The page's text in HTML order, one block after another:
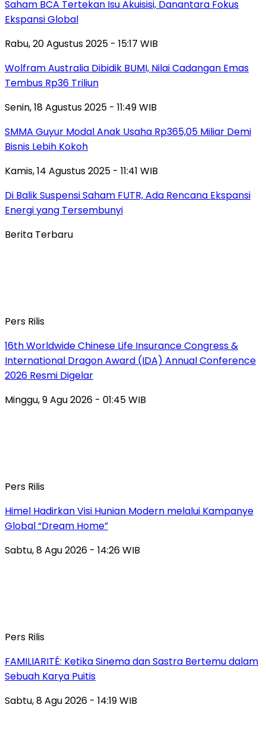
Saham BCA Tertekan Isu Akuisisi, Danantara Fokus
Ekspansi Global
Rabu, 20 Agustus 2025 - 15:17 WIB
Wolfram Australia Dibidik BUMI, Nilai Cadangan Emas
Tembus Rp36 Triliun
Senin, 18 Agustus 2025 - 11:49 WIB
SMMA Guyur Modal Anak Usaha Rp365,05 Miliar Demi
Bisnis Lebih Kokoh
Kamis, 14 Agustus 2025 - 11:41 WIB
Di Balik Suspensi Saham FUTR, Ada Rencana Ekspansi
Energi yang Tersembunyi
Berita Terbaru
Pers Rilis
16th Worldwide Chinese Life Insurance Congress &
International Dragon Award (IDA) Annual Conference
2026 Resmi Digelar
Minggu, 9 Agu 2026 - 01:45 WIB
Pers Rilis
Himel Hadirkan Visi Hunian Modern melalui Kampanye
Global “Dream Home”
Sabtu, 8 Agu 2026 - 14:26 WIB
Pers Rilis
FAMILIARITÉ: Ketika Sinema dan Sastra Bertemu dalam
Sebuah Karya Puitis
Sabtu, 8 Agu 2026 - 14:19 WIB